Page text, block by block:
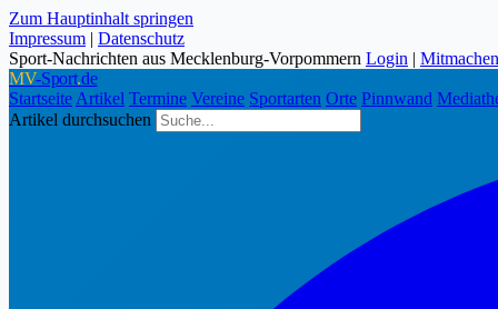
Zum Hauptinhalt springen
Impressum | Datenschutz
Sport-Nachrichten aus Mecklenburg-Vorpommern Login | Mitmachen
MV-Sport.de
Startseite Artikel Termine Vereine Sportarten Orte Pinnwand
Artikel durchsuchen